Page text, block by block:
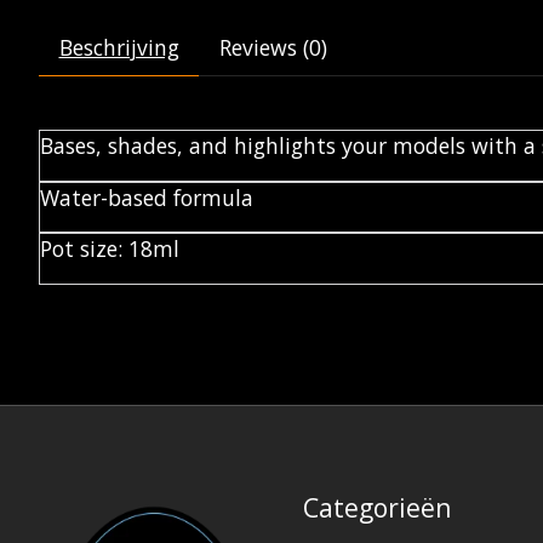
Beschrijving Reviews (0)
Bases, shades, and highlights your models with
Water-based formula
Pot size: 18ml
Categorieën